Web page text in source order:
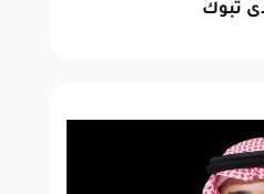
تبوك